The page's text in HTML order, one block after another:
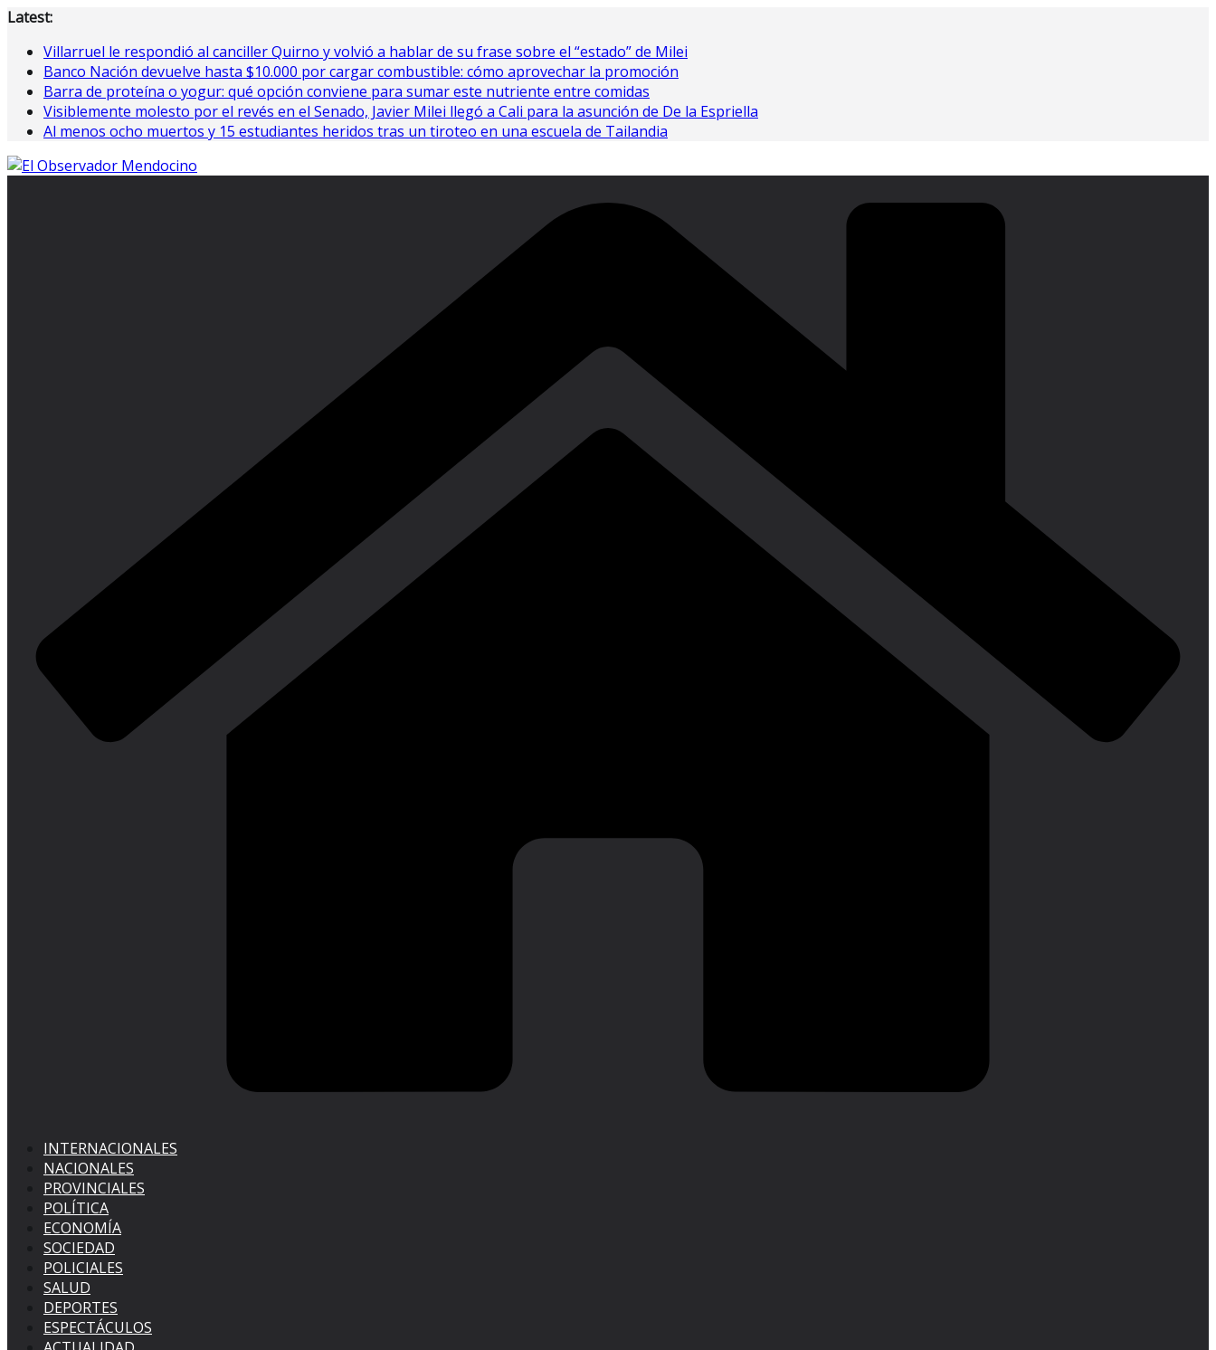
Saltar
contenido
Latest:
Villarruel le respondió al canciller Quirno y volvió a hablar de su frase sobre el “estado” de Milei
Banco Nación devuelve hasta $10.000 por cargar combustible: cómo aprovechar la promoción
Barra de proteína o yogur: qué opción conviene para sumar este nutriente entre comidas
Visiblemente molesto por el revés en el Senado, Javier Milei llegó a Cali para la asunción de De la Espriella
Al menos ocho muertos y 15 estudiantes heridos tras un tiroteo en una escuela de Tailandia
INTERNACIONALES
NACIONALES
PROVINCIALES
POLÍTICA
ECONOMÍA
SOCIEDAD
POLICIALES
SALUD
DEPORTES
ESPECTÁCULOS